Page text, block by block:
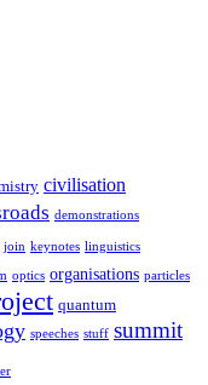
civilisation
demonstrations
join keynotes linguistics
optics organisations particles
quantum
speeches stuff summit